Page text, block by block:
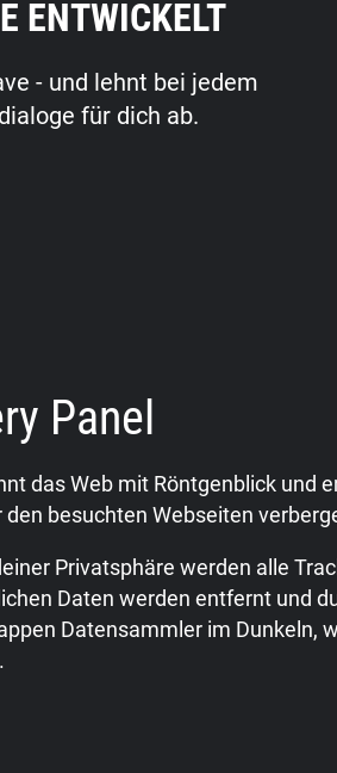
ENTWICKELT
- und lehnt bei jedem
für dich ab.
Panel
das Web mit Röntgenblick und
den besuchten Webseiten
Privatsphäre werden alle
Daten werden entfernt und
Datensammler im Dunkeln,